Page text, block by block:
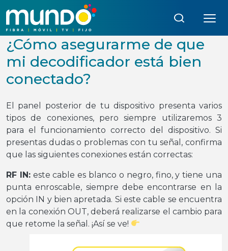
¿Cómo asegurarme de que
mi decodificador está bien
conectado?
El panel posterior de tu dispositivo presenta varios
tipos de conexiones, pero siempre utilizaremos 3
para el funcionamiento correcto del dispositivo. Si
presentas dudas o problemas con tu señal, confirma
que las siguientes conexiones están correctas:
RF IN:este cable es blanco o negro, fino, y tiene una
punta enroscable, siempre debe encontrarse en la
opción IN y bien apretada. Si este cable se encuentra
en la conexión OUT, deberá realizarse el cambio para
que retome la señal. ¡Así se ve!